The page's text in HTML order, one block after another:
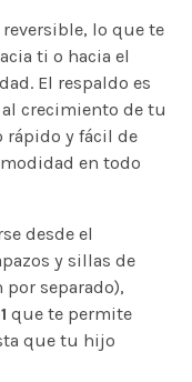
reversible, lo que te
ti o hacia el
El respaldo es
crecimiento de tu
rápido y fácil de
en todo
desde el
y sillas de
por separado),
que te permite
que tu hijo